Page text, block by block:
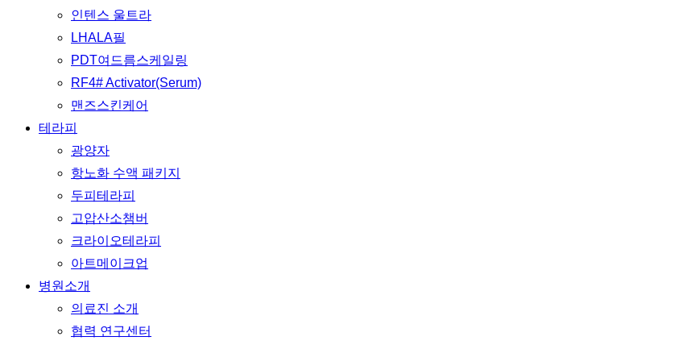
인텐스 울트라
LHALA필
PDT여드름스케일링
RF4# Activator(Serum)
맨즈스킨케어
테라피
광양자
항노화 수액 패키지
두피테라피
고압산소챔버
크라이오테라피
아트메이크업
병원소개
의료진 소개
협력 연구센터